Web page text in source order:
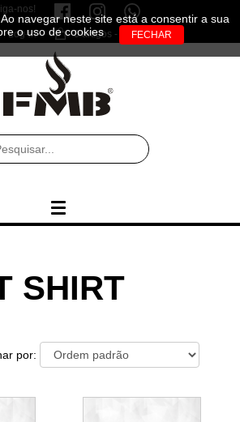
nos!
Log-in 0 artigos - 0.00€
SHIRT
por:
navegar neste site está a consentir a sua
o uso de cookies